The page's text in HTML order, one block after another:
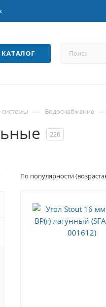
КАТАЛОГ
— Водоснабжение —
226
По популярности